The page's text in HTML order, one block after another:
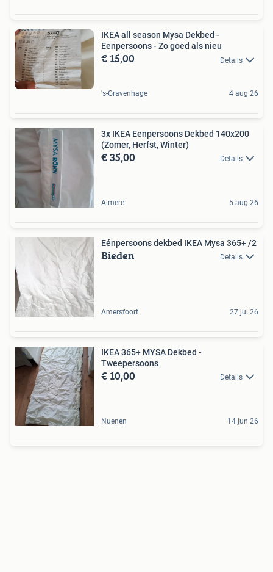
IKEA all season Mysa Dekbed -
Eenpersoons - Zo goed als nieu
€ 15,00 Details
's-Gravenhage 4 aug 26
3x IKEA Eenpersoons Dekbed 140x200
(Zomer, Herfst, Winter)
€ 35,00 Details
Almere 5 aug 26
Eénpersoons dekbed IKEA Mysa 365+ /2
Bieden Details
Amersfoort 27 jul 26
IKEA 365+ MYSA Dekbed -
Tweepersoons
€ 10,00 Details
Nuenen 14 jun 26